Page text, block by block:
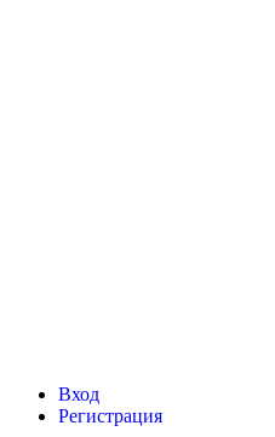
Вход
Регистрация